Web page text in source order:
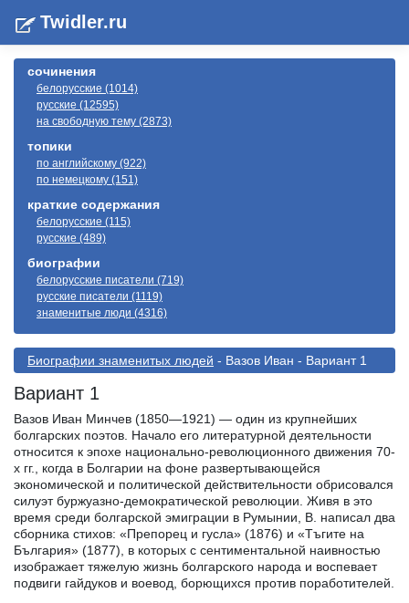
Twidler.ru
сочинения
белорусские (1014)
русские (12595)
на свободную тему (2873)
топики
по английскому (922)
по немецкому (151)
краткие содержания
белорусские (115)
русские (489)
биографии
белорусские писатели (719)
русские писатели (1119)
знаменитые люди (4316)
Биографии знаменитых людей - Вазов Иван - Вариант 1
Вариант 1
Вазов Иван Минчев (1850—1921) — один из крупнейших
болгарских поэтов. Начало его литературной деятельности
относится к эпохе национально-революционного движения 70-
х гг., когда в Болгарии на фоне развертывающейся
экономической и политической действительности обрисовался
силуэт буржуазно-демократической революции. Живя в это
время среди болгарской эмиграции в Румынии, В. написал два
сборника стихов: «Препорец и гусла» (1876) и «Тъгите на
България» (1877), в которых с сентиментальной наивностью
изображает тяжелую жизнь болгарского народа и воспевает
подвиги гайдуков и воевод, борющихся против поработителей.